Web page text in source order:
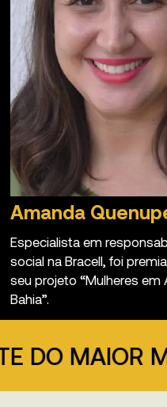
Especialista em
social na Bracell, foi
seu projeto “Mulheres em
Bahia”.
Amanda